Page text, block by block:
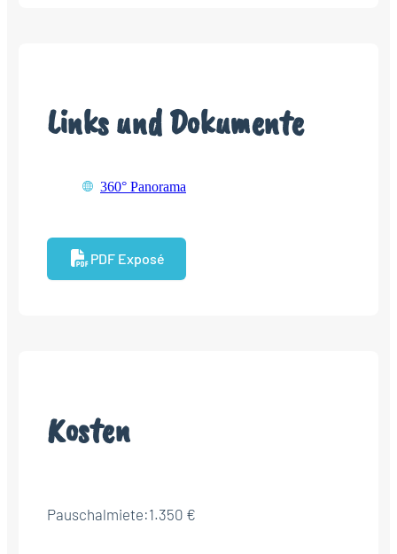
Links und Dokumente
360° Panorama
PDF Exposé
Kosten
Pauschalmiete:1.350 €